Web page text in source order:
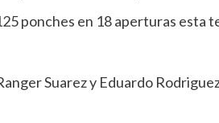
ponches en 18 aperturas esta
Suarez y Eduardo